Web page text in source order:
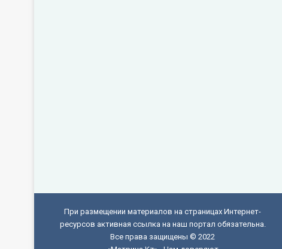
При размещении материалов на страницах Интернет-
ресурсов активная ссылка на наш портал обязательна.
Все права защищены © 2022